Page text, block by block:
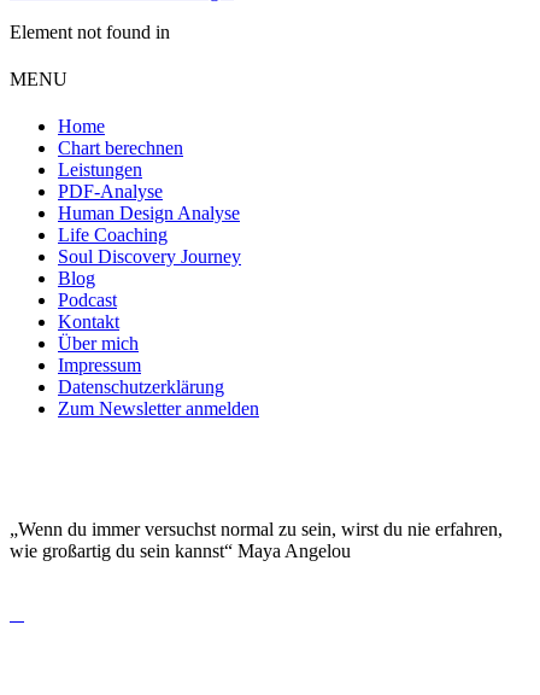
Element not found in
MENU
Home
Chart berechnen
Leistungen
PDF-Analyse
Human Design Analyse
Life Coaching
Soul Discovery Journey
Blog
Podcast
Kontakt
Über mich
Impressum
Datenschutzerklärung
Zum Newsletter anmelden
„Wenn du immer versuchst normal zu sein, wirst du nie erfahren,
wie großartig du sein kannst“ Maya Angelou